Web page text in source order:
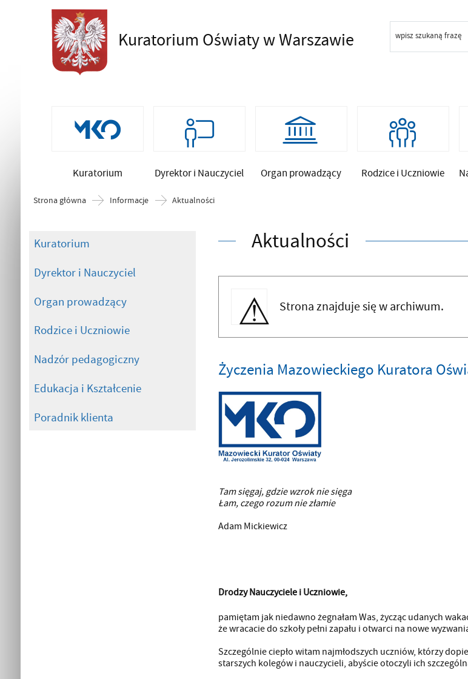
Kuratorium Oświatyw Warszawie wpisz szukaną frazę
Szukaj
Kuratorium Dyrektor i Nauczyciel Organ prowadzący Rodzice i Uczniowie
Strona główna Informacje Aktualności
Kuratorium
Dyrektor i Nauczyciel
Organ prowadzący
Rodzice i Uczniowie
Nadzór pedagogiczny
Edukacja i Kształcenie
Poradnik klienta
Aktualności
Strona znajduje się w archiwum.
Życzenia Mazowieckiego Kuratora
Tam sięgaj, gdzie wzrok nie sięga
Łam, czego rozum nie złamie
Adam Mickiewicz
Drodzy Nauczyciele i Uczniowie,
pamiętam jak niedawno żegnałam Was, życząc udanych
że wracacie do szkoły pełni zapału i otwarci na nowe
Szczególnie ciepło witam najmłodszych uczniów, którzy
starszych kolegów i nauczycieli, abyście otoczyli ich